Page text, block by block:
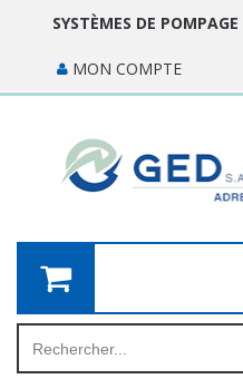
SYSTÈMES DE POMPAGE
MON COMPTE